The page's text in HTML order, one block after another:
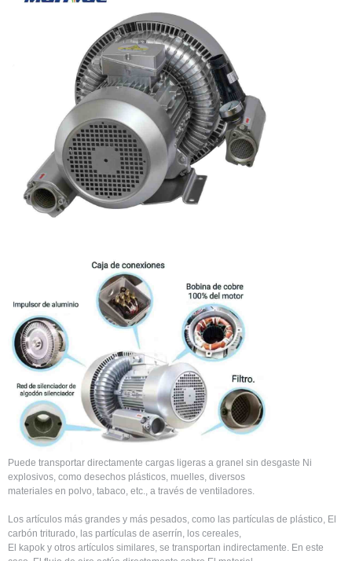
Puede transportar directamente cargas ligeras a granel sin desgaste Ni
explosivos, como desechos plásticos, muelles, diversos
materiales en polvo, tabaco, etc., a través de ventiladores.
Los artículos más grandes y más pesados, como las partículas de plástico, El
carbón triturado, las partículas de aserrín, los cereales,
El kapok y otros artículos similares, se transportan indirectamente. En este